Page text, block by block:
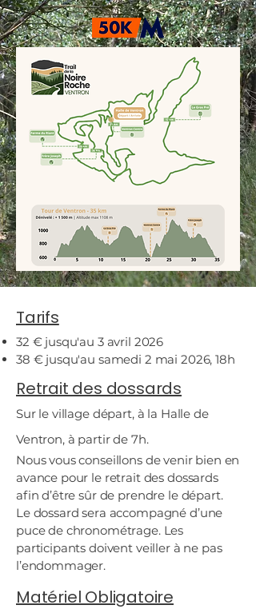
Tarifs
32 € jusqu'au 3 avril 2026
38 € jusqu'au samedi 2 mai 2026, 18h
Retrait des dossards
Sur le village départ, à la Halle de
Ventron, à partir de 7h.
Nous vous conseillons de venir bien en
avance pour le retrait des dossards
afin d’être sûr de prendre le départ.​
Le dossard sera accompagné d’une
puce de chronométrage. Les
participants doivent veiller à ne pas
l’endommager.
Matériel Obligatoire